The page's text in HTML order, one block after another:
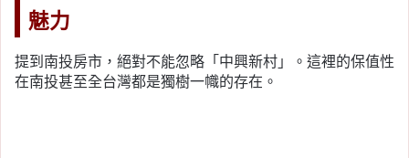
魅力
提到南投房市，絕對不能忽略「中興新村」。這裡的保值性
在南投甚至全台灣都是獨樹一幟的存在。